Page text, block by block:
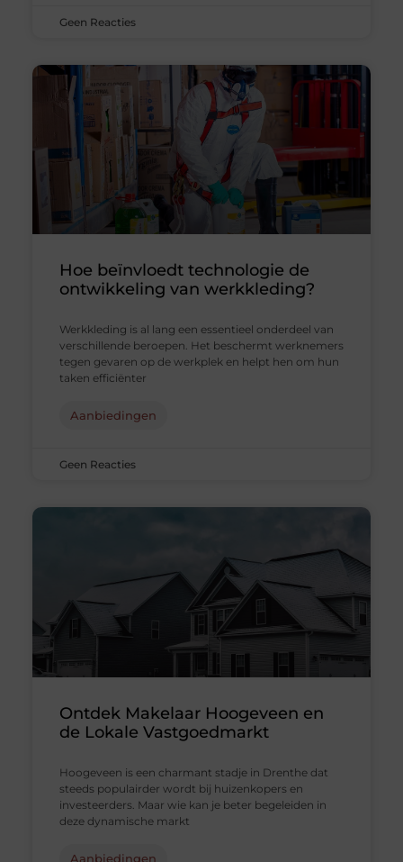
Geen Reacties
Hoe beïnvloedt technologie de
ontwikkeling van werkkleding?
Werkkleding is al lang een essentieel onderdeel van
verschillende beroepen. Het beschermt werknemers
tegen gevaren op de werkplek en helpt hen om hun
taken efficiënter
Aanbiedingen
Geen Reacties
Ontdek Makelaar Hoogeveen en
de Lokale Vastgoedmarkt
Hoogeveen is een charmant stadje in Drenthe dat
steeds populairder wordt bij huizenkopers en
investeerders. Maar wie kan je beter begeleiden in
deze dynamische markt
Aanbiedingen